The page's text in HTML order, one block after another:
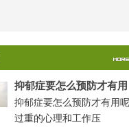
抑郁症要怎么预防才有用
抑郁症要怎么预防才有用
过重的心理和工作压